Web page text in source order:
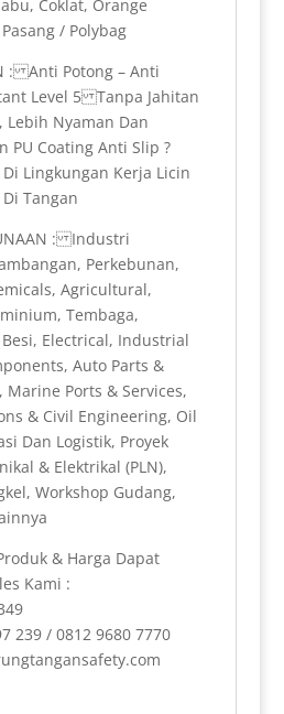
Coklat, Orange
/ Polybag
: Anti Potong – Anti
Level 5 Tanpa Jahitan
Lebih Nyaman Dan
Coating Anti Slip ?
Lingkungan Kerja Licin
Tangan
: Industri
Perkebunan,
Agricultural,
Tembaga,
Electrical, Industrial
Auto Parts &
Ports & Services,
& Civil Engineering, Oil
Dan Logistik, Proyek
& Elektrikal (PLN),
Workshop Gudang,
& Harga Dapat
Kami :
239 / 0812 9680 7770